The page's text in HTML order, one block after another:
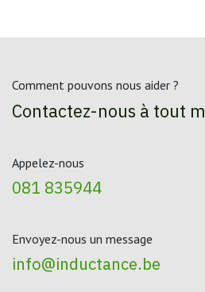
Comment pouvons nous aider ?
Contactez-nous à tout
Appelez-nous
081 835944
Envoyez-nous un message
info@inductance.be